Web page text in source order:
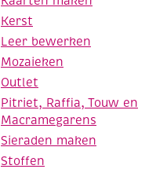
Kerst
Leer bewerken
Mozaieken
Outlet
Pitriet, Raffia, Touw en
Macramegarens
Sieraden maken
Stoffen